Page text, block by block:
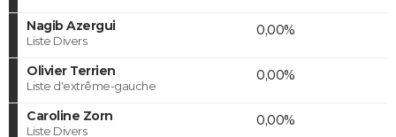
Nagib Azergui
Liste Divers
0,00%
Olivier Terrien
Liste d'extrême-gauche
0,00%
Caroline Zorn
Liste Divers
0,00%